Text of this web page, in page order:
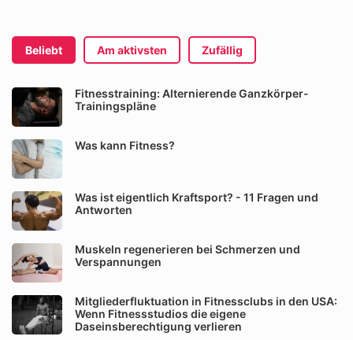
Beliebt Am aktivsten Zufällig
Fitnesstraining: Alternierende Ganzkörper-
Trainingspläne
Was kann Fitness?
Was ist eigentlich Kraftsport? - 11 Fragen und
Antworten
Muskeln regenerieren bei Schmerzen und
Verspannungen
Mitgliederfluktuation in Fitnessclubs in den USA:
Wenn Fitnessstudios die eigene
Daseinsberechtigung verlieren